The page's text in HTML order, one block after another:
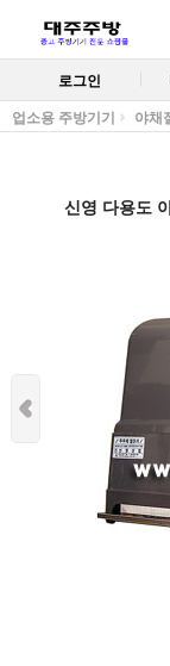
로그인
업소용 주방기기 야채
신영 다용도